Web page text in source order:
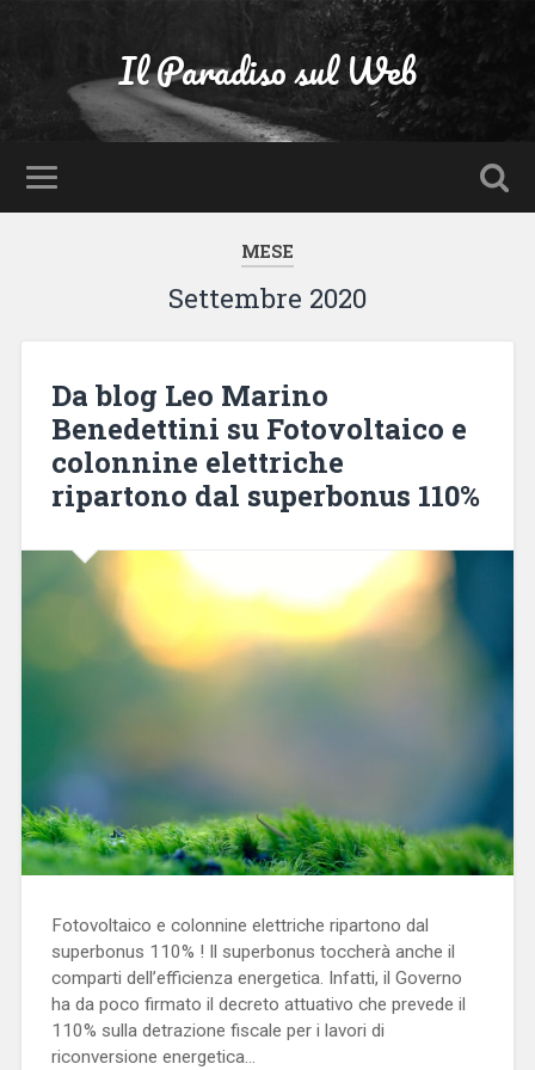
Il Paradiso sul Web
MESE
Settembre 2020
Da blog Leo Marino
Benedettini su Fotovoltaico e
colonnine elettriche
ripartono dal superbonus 110%
Fotovoltaico e colonnine elettriche ripartono dal
superbonus 110% ! Il superbonus toccherà anche il
comparti dell’efficienza energetica. Infatti, il Governo
ha da poco firmato il decreto attuativo che prevede il
110% sulla detrazione fiscale per i lavori di
riconversione energetica…